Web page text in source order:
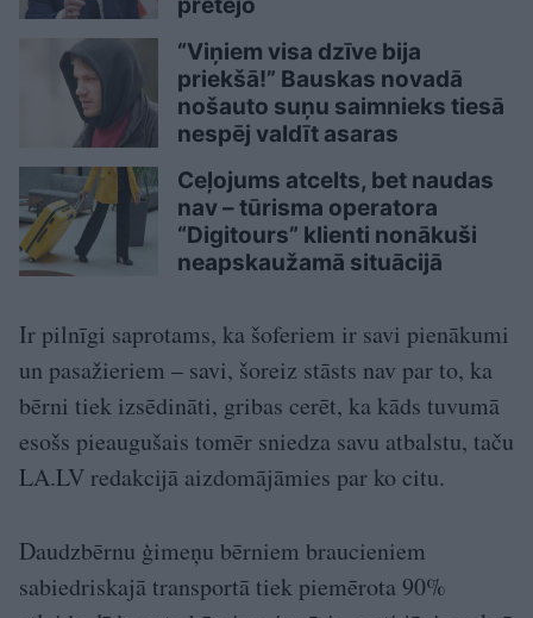
“Viņiem visa dzīve bija
priekšā!” Bauskas novadā
nošauto suņu saimnieks tiesā
nespēj valdīt asaras
Ceļojums atcelts, bet naudas
nav – tūrisma operatora
“Digitours” klienti nonākuši
neapskaužamā situācijā
Ir pilnīgi saprotams, ka šoferiem ir savi pienākumi
un pasažieriem – savi, šoreiz stāsts nav par to, ka
bērni tiek izsēdināti, gribas cerēt, ka kāds tuvumā
esošs pieaugušais tomēr sniedza savu atbalstu, taču
LA.LV redakcijā aizdomājāmies par ko citu.
Daudzbērnu ģimeņu bērniem braucieniem
sabiedriskajā transportā tiek piemērota 90%